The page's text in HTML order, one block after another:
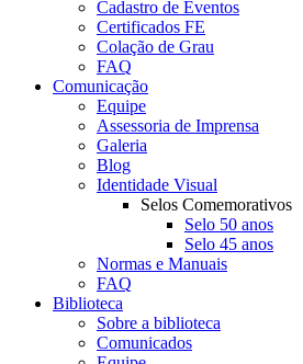
Cadastro de Eventos
Certificados FE
Colação de Grau
FAQ
Comunicação
Equipe
Assessoria de Imprensa
Galeria
Blog
Identidade Visual
Selos Comemorativos
Selo 50 anos
Selo 45 anos
Normas e Manuais
FAQ
Biblioteca
Sobre a biblioteca
Comunicados